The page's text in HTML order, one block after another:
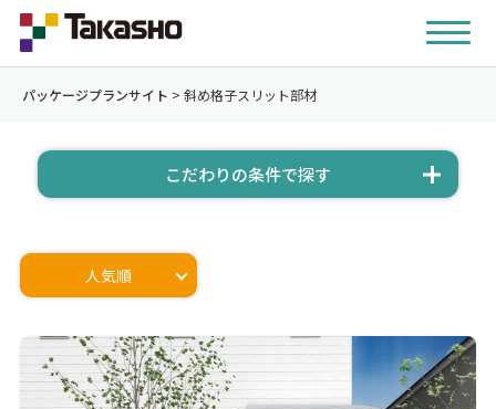
パッケージプランサイト > 斜め格子スリット部材
こだわりの条件で探す